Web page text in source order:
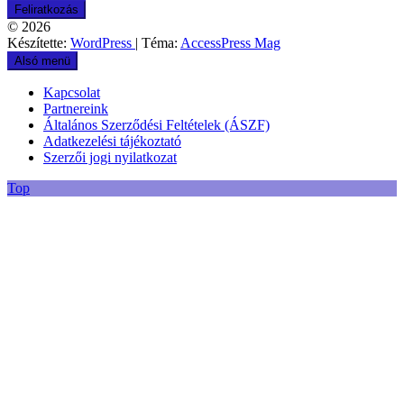
© 2026
Készítette: WordPress | Téma: AccessPress Mag
Alsó menü
Kapcsolat
Partnereink
Általános Szerződési Feltételek (ÁSZF)
Adatkezelési tájékoztató
Szerzői jogi nyilatkozat
Top